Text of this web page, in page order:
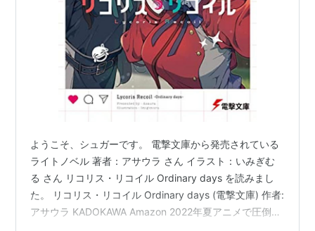
ようこそ、シュガーです。 電撃文庫から発売されている
ライトノベル 著者：アサウラ さん イラスト：いみぎむ
る さん リコリス・リコイル Ordinary days を読みまし
た。 リコリス・リコイル Ordinary days (電撃文庫) 作者:
アサウラ KADOKAWA Amazon 2022年夏アニメで圧倒的